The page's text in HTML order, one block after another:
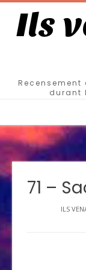
Ils
durant
71 –
ILS